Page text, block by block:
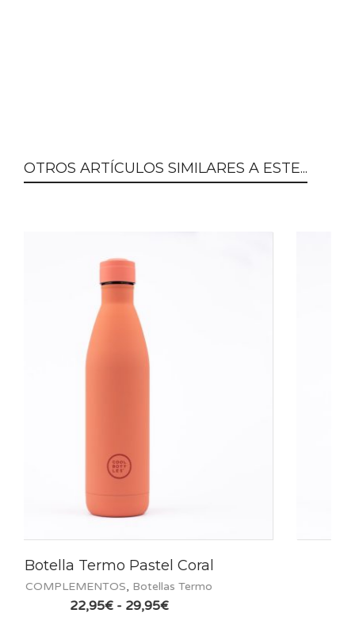
OTROS ARTÍCULOS SIMILARES A ESTE...
Botella Termo Mono Black
COMPLEMENTOS